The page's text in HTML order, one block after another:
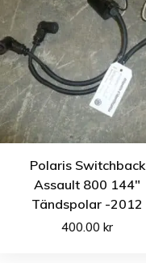
Polaris Switchback
Assault 800 144″
Tändspolar -2012
400.00kr